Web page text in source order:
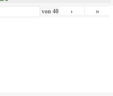
von 40 › »